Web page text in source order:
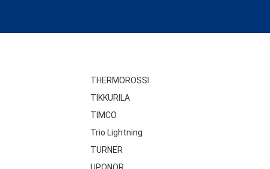
THERMOROSSI
TIKKURILA
TIMCO
Trio Lightning
TURNER
UPONOR